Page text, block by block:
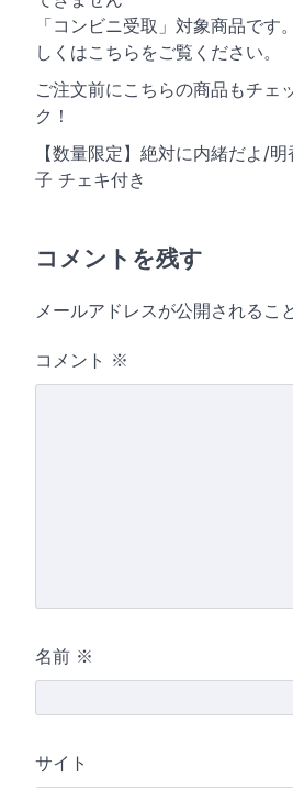
「コンビニ受取」対象商品です
しくはこちらをご覧ください。
ご注文前にこちらの商品もチェ
ク！
【数量限定】絶対に内緒だよ/明
子 チェキ付き
コメントを残す
メールアドレスが公開されるこ
コメント ※
名前 ※
サイト